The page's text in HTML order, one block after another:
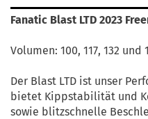
Fanatic Blast LTD 2023
Volumen: 100, 117, 132 und
Der Blast LTD ist unser
bietet Kippstabilität und
sowie blitzschnelle